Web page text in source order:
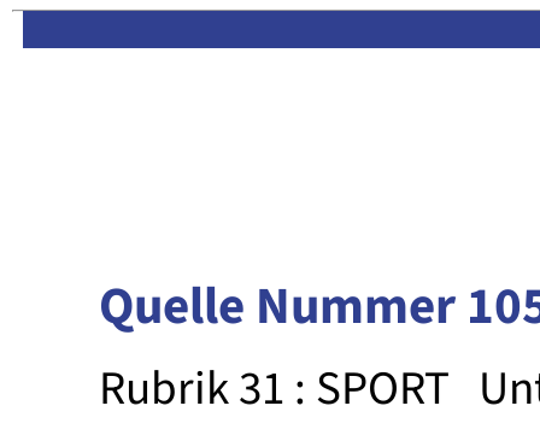
Quelle Nummer
Rubrik 31 : SPORT